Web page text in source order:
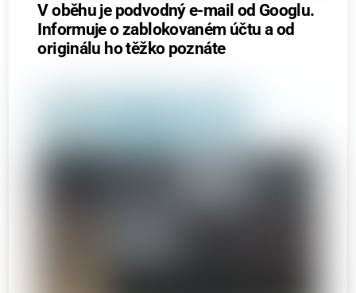
V oběhu je podvodný e-mail od Googlu.
Informuje o zablokovaném účtu a od
originálu ho těžko poznáte